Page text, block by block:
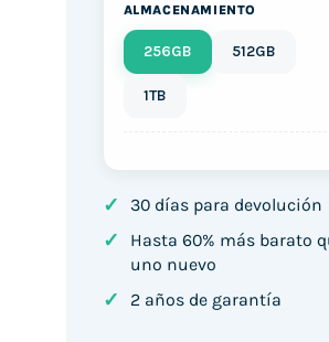
ALMACENAMIENTO
256GB 512GB
1TB
✓ 30 días para devolución
✓
Hasta 60% más barato
uno nuevo
✓ 2 años de garantía